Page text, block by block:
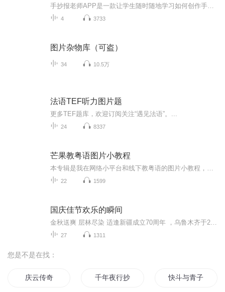
4 3733
图片杂物库（可盗）
34 10.5万
法语TEF听力图片题
更多TEF题库，欢迎订阅关注“遇见法语”。...
24 8337
芒果教粤语图片小教程
22 1599
国庆佳节欢乐的瞬间
27 1311
您是不是在找：
庆云传奇 千年夜行抄 快斗与青子的情